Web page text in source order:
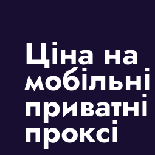
Ціна на
мобільні
приватні
проксі